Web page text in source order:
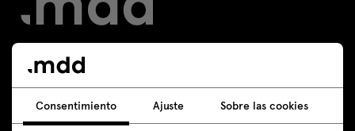
Contacto
+48 605 293 226
Consentimiento Ajuste Sobre las cookies